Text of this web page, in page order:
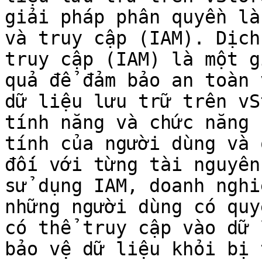
giải pháp phân quyền
và truy cập (IAM).
truy cập (IAM) là một
quả để đảm bảo an
dữ liệu lưu trữ trên
tính năng và chức
tính của người dùng và
đối với từng tài
sử dụng IAM, doanh
những người dùng có
có thể truy cập vào
bảo vệ dữ liệu khỏi